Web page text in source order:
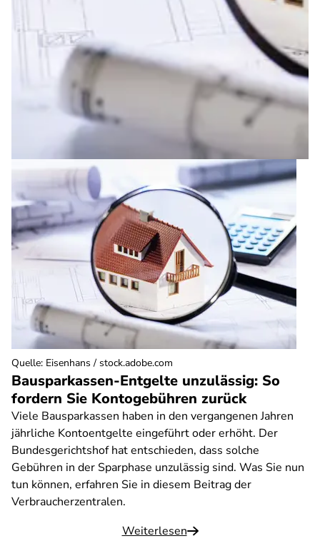
Bausparkassen-Entgelte unzulässig: So
fordern Sie Kontogebühren zurück
Viele Bausparkassen haben in den vergangenen Jahren
jährliche Kontoentgelte eingeführt oder erhöht. Der
Bundesgerichtshof hat entschieden, dass solche
Gebühren in der Sparphase unzulässig sind. Was Sie nun
tun können, erfahren Sie in diesem Beitrag der
Verbraucherzentralen.
Weiterlesen
Quelle: Eisenhans / stock.adobe.com